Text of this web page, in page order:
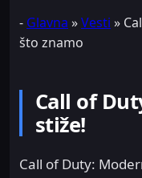
- Glavna »Vesti »
što znamo
Call of
stiže!
Call of Duty: